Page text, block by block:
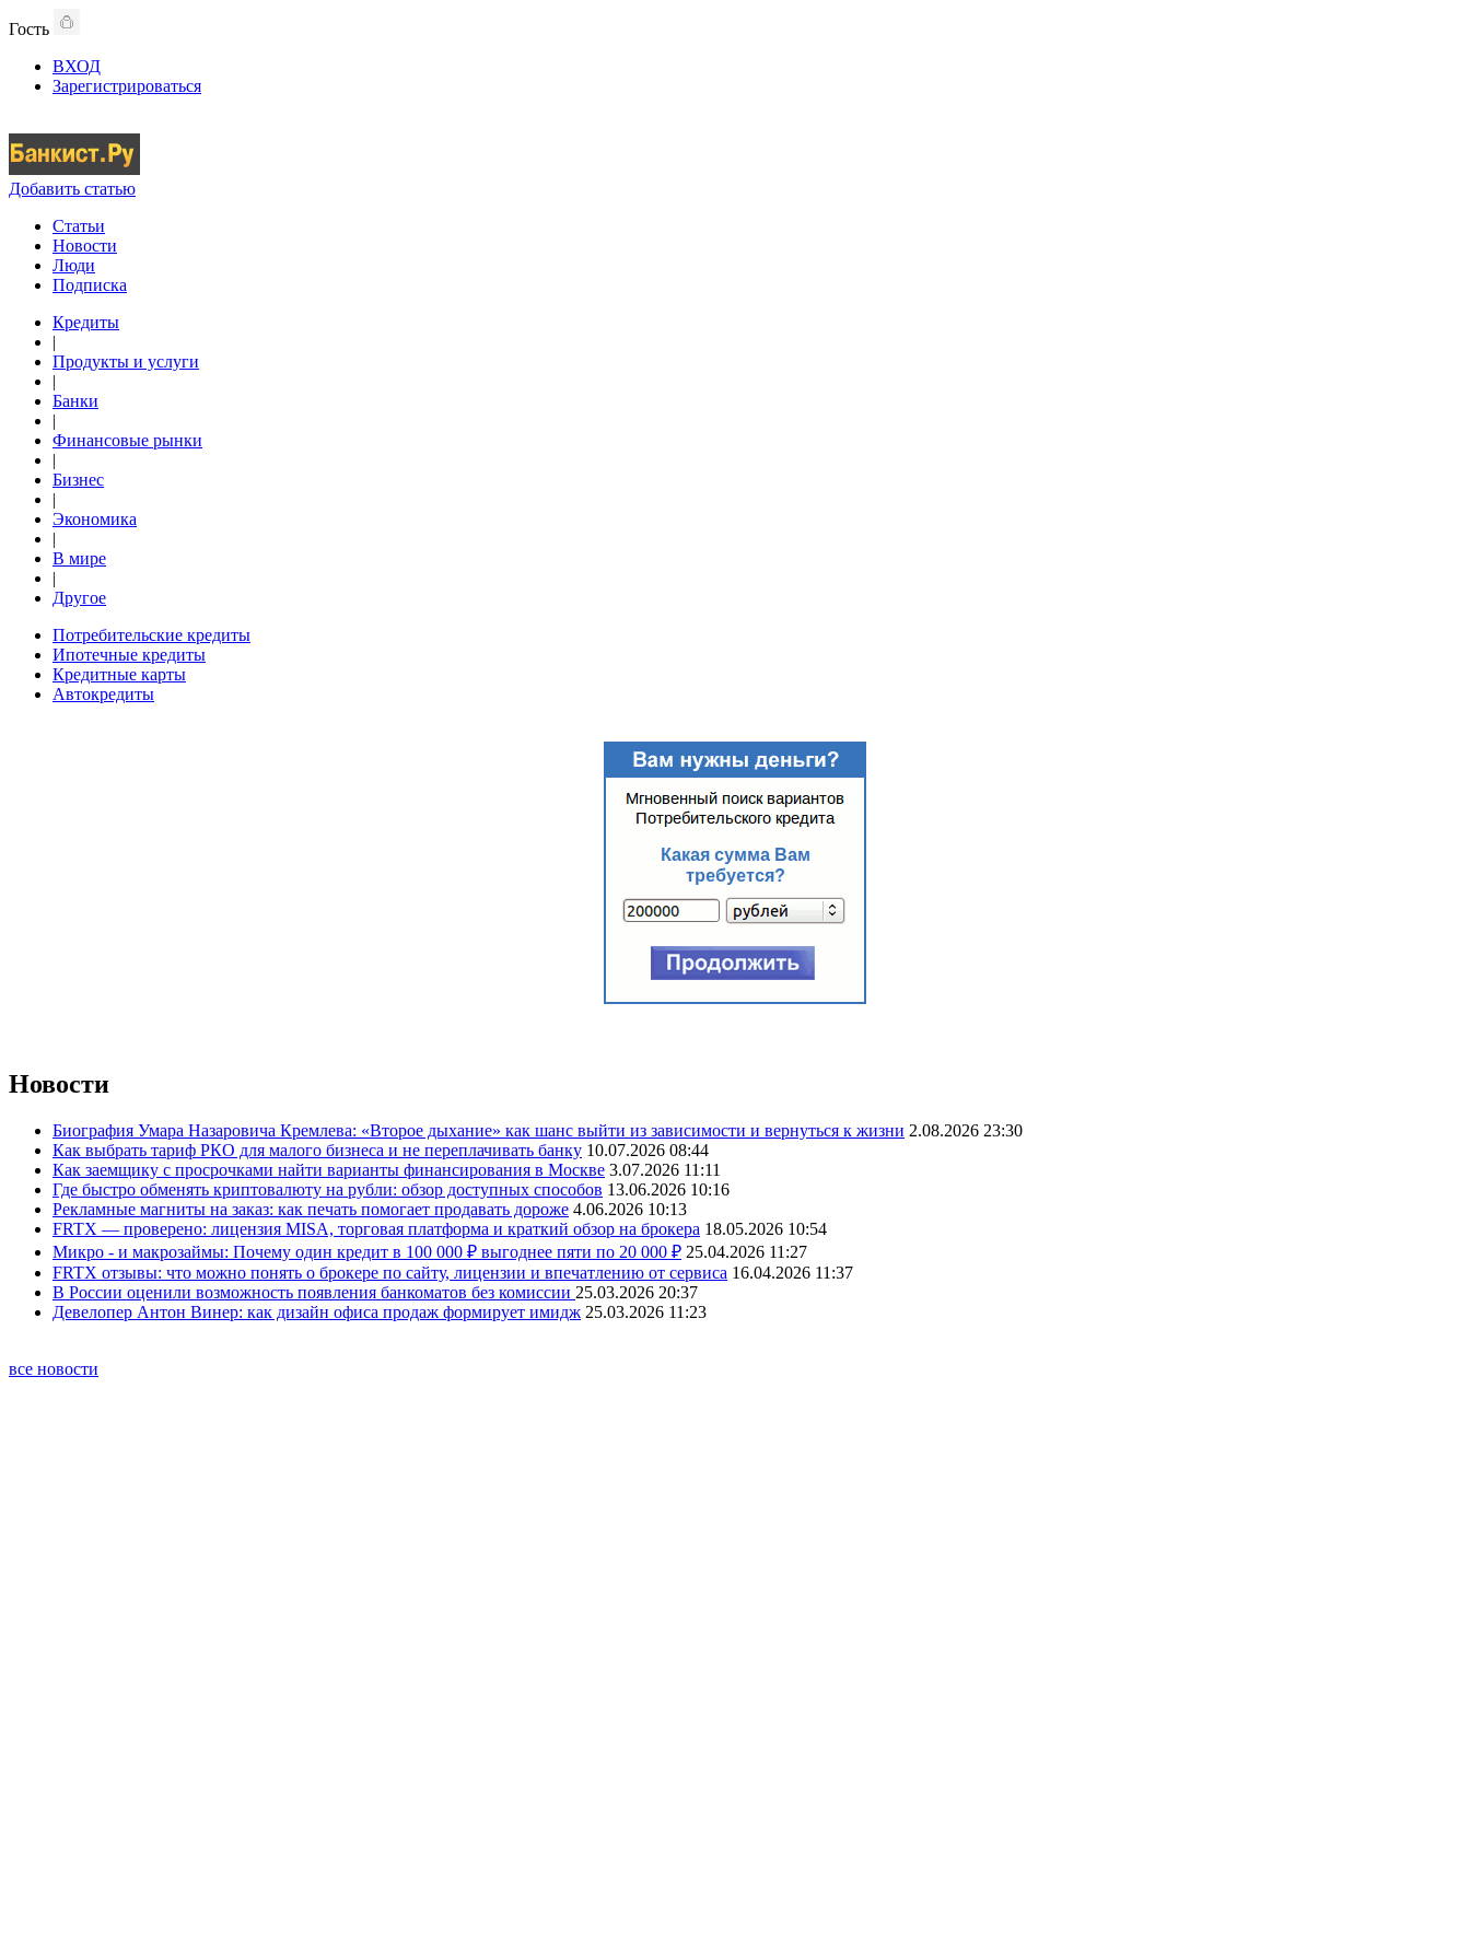
Гость
ВХОД
Зарегистрироваться
Добавить статью
Статьи
Новости
Люди
Подписка
Кредиты
|
Продукты и услуги
|
Банки
|
Финансовые рынки
|
Бизнес
|
Экономика
|
В мире
|
Другое
Потребительские кредиты
Ипотечные кредиты
Кредитные карты
Автокредиты
Новости
Биография Умара Назаровича Кремлева: «Второе дыхание» как шанс выйти из зависимости и вернуться к жизни 2.08.2026 23:30
Как выбрать тариф РКО для малого бизнеса и не переплачивать банку 10.07.2026 08:44
Как заемщику с просрочками найти варианты финансирования в Москве 3.07.2026 11:11
Где быстро обменять криптовалюту на рубли: обзор доступных способов 13.06.2026 10:16
Рекламные магниты на заказ: как печать помогает продавать дороже 4.06.2026 10:13
FRTX — проверено: лицензия MISA, торговая платформа и краткий обзор на брокера 18.05.2026 10:54
Микро - и макрозаймы: Почему один кредит в 100 000 ₽ выгоднее пяти по 20 000 ₽ 25.04.2026 11:27
FRTX отзывы: что можно понять о брокере по сайту, лицензии и впечатлению от сервиса 16.04.2026 11:37
В России оценили возможность появления банкоматов без комиссии 25.03.2026 20:37
Девелопер Антон Винер: как дизайн офиса продаж формирует имидж 25.03.2026 11:23
все новости